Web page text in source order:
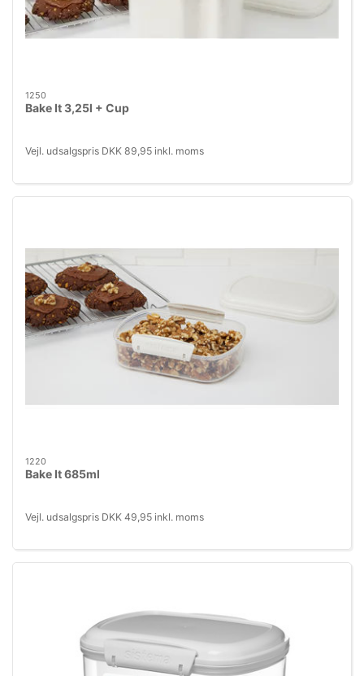
1250
Bake It 3,25l + Cup
Vejl. udsalgspris DKK 89,95 inkl. moms
1220
Bake It 685ml
Vejl. udsalgspris DKK 49,95 inkl. moms